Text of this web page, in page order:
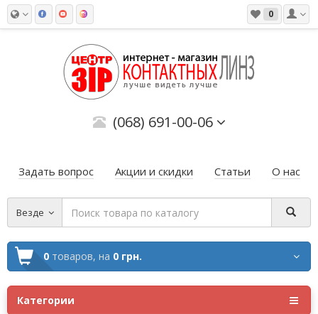
0
(068) 691-00-06
Задать вопрос Акции и скидки Статьи О нас
Везде
0 товаров, на 0 грн.
Категории